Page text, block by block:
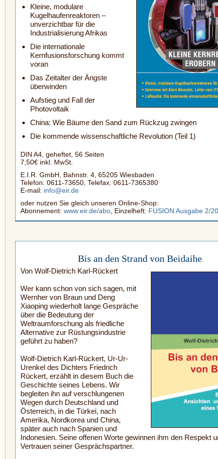
Kleine, modulare
Kugelhaufenreaktoren –
unverzichtbar für die
Industrialisierung Afrikas
Die internationale
Kernfusionsforschung kommt
voran
Das Zeitalter der Ängste
überwinden
Aufstieg und Fall der
Photovoltaik
China: Wie Bäume den Sand zum Rückzug zwingen
Die kommende wissenschaftliche Revolution (Teil 1)
DIN A4, geheftet, 56 Seiten
7,50€ inkl. MwSt.
E.I.R. GmbH, Bahnstr. 4, 65205 Wiesbaden
Telefon: 0611-73650, Telefax: 0611-7365380
E-mail: info@eir.de
oder nutzen Sie gleich unseren Online-Shop:
Abonnement: www.eir.de/abo , Einzelheft: FUSION Ausgabe 2/
Bis an den Strand von Beidaihe
Von Wolf-Dietrich Karl-Rückert
Wer kann schon von sich sagen, mit
Wernher von Braun und Deng
Xiaoping wiederholt lange Gespräche
über die Bedeutung der
Weltraumforschung als friedliche
Alternative zur Rüstungsindustrie
geführt zu haben?
Wolf-Dietrich Karl-Rückert, Ur-Ur-
Urenkel des Dichters Friedrich
Rückert, erzählt in diesem Buch die
Geschichte seines Lebens. Wir
begleiten ihn auf verschlungenen
Wegen durch Deutschland und
Österreich, in die Türkei, nach
Amerika, Nordkorea und China,
später auch nach Spanien und
Indonesien. Seine offenen Worte gewinnen ihm den Respekt
Vertrauen seiner Gesprächspartner.